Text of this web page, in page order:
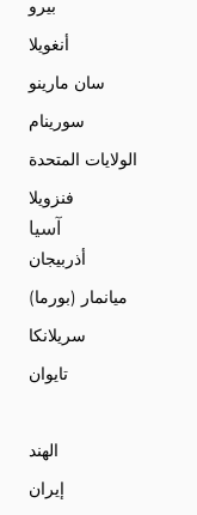
بيرو
أنغويلا
سان مارينو
سورينام
الولايات المتحدة
فنزويلا
آسيا
أذربيجان
ميانمار (بورما)
سريلانكا
تايوان
الهند
إيران